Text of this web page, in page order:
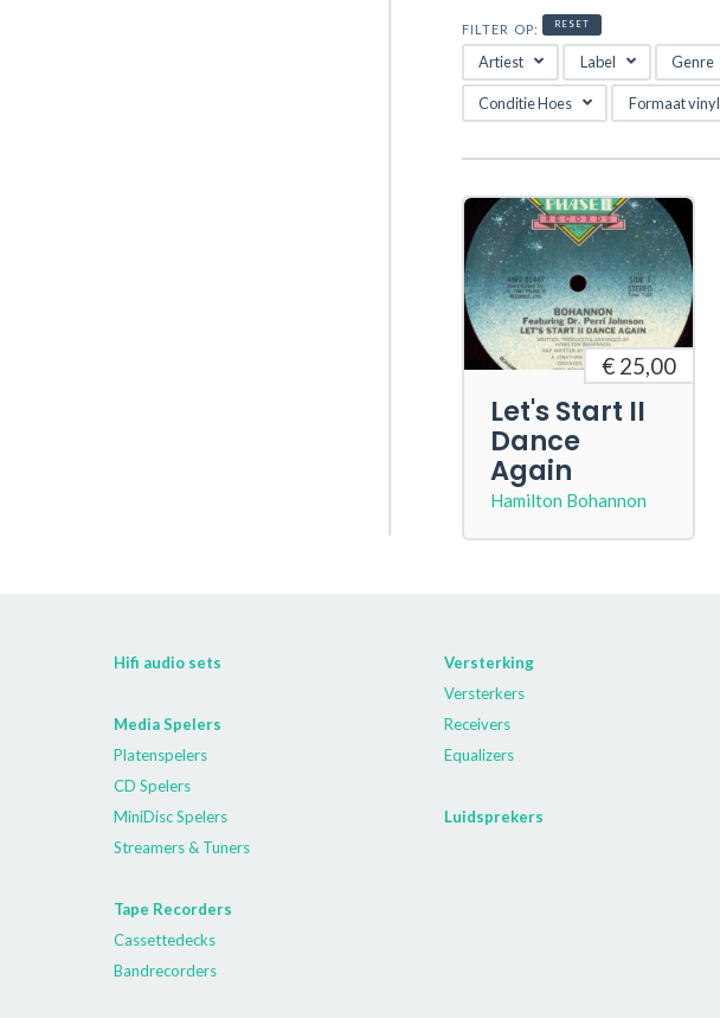
FILTER OP: RESET
Artiest Label Genre
Conditie Hoes Formaat vinyl
€ 25,00
Let's Start II
Dance
Again
Hamilton Bohannon
Hifi audio sets
Media Spelers
Platenspelers
CD Spelers
MiniDisc Spelers
Streamers & Tuners
Tape Recorders
Cassettedecks
Bandrecorders
Versterking
Versterkers
Receivers
Equalizers
Luidsprekers